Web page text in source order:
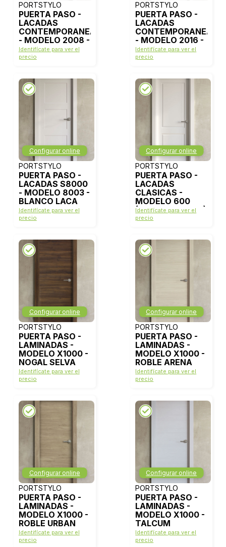
PORTSTYLO
PUERTA PASO -
LACADAS
CONTEMPORANEAS
- MODELO 2008 -
BLANCO LACA
Identifícate para ver el
precio
PORTSTYLO
PUERTA PASO -
LACADAS
CONTEMPORANEAS
- MODELO 2016 -
BLANCO LACA
Identifícate para ver el
precio
Configurar online
PORTSTYLO
PUERTA PASO -
LACADAS S8000
- MODELO 8003 -
BLANCO LACA
Identifícate para ver el
precio
Configurar online
PORTSTYLO
PUERTA PASO -
LACADAS
CLASICAS -
MODELO 600
(ANGULO RECTO)
- BLANCO LACA
Identifícate para ver el
precio
Configurar online
PORTSTYLO
PUERTA PASO -
LAMINADAS -
MODELO X1000 -
NOGAL SELVA
Identifícate para ver el
precio
Configurar online
PORTSTYLO
PUERTA PASO -
LAMINADAS -
MODELO X1000 -
ROBLE ARENA
Identifícate para ver el
precio
Configurar online
PORTSTYLO
PUERTA PASO -
LAMINADAS -
MODELO X1000 -
ROBLE URBAN
Identifícate para ver el
precio
Configurar online
PORTSTYLO
PUERTA PASO -
LAMINADAS -
MODELO X1000 -
TALCUM
Identifícate para ver el
precio